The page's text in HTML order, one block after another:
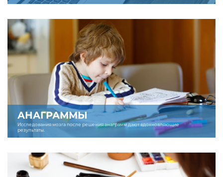
АНАГРАММЫ
Исследования мозга после решения анаграмм дают вдохновляющие
результаты.